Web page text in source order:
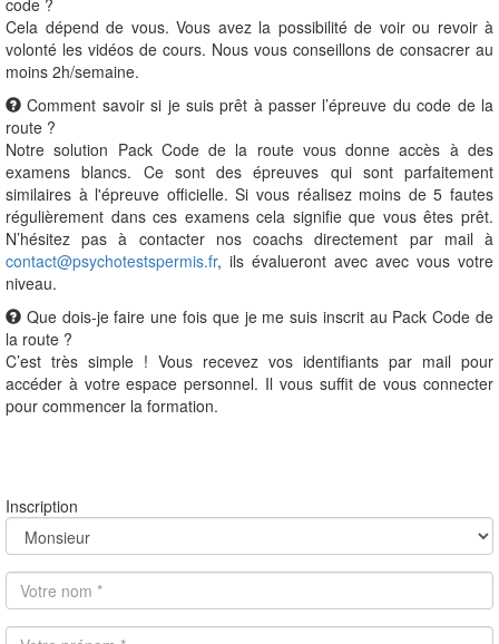
code ?
Cela dépend de vous. Vous avez la possibilité de voir ou revoir à
volonté les vidéos de cours. Nous vous conseillons de consacrer au
moins 2h/semaine.
Comment savoir si je suis prêt à passer l’épreuve du code de la
route ?
Notre solution Pack Code de la route vous donne accès à des
examens blancs. Ce sont des épreuves qui sont parfaitement
similaires à l'épreuve officielle. Si vous réalisez moins de 5 fautes
régulièrement dans ces examens cela signifie que vous êtes prêt.
N’hésitez pas à contacter nos coachs directement par mail à
contact@psychotestspermis.fr, ils évalueront avec avec vous votre
niveau.
Que dois-je faire une fois que je me suis inscrit au Pack Code de
la route ?
C’est très simple ! Vous recevez vos identifiants par mail pour
accéder à votre espace personnel. Il vous suffit de vous connecter
pour commencer la formation.
Inscription